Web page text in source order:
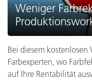
Weniger
Bei diesem
Farbexperten, wo
auf Ihre Rentabilität